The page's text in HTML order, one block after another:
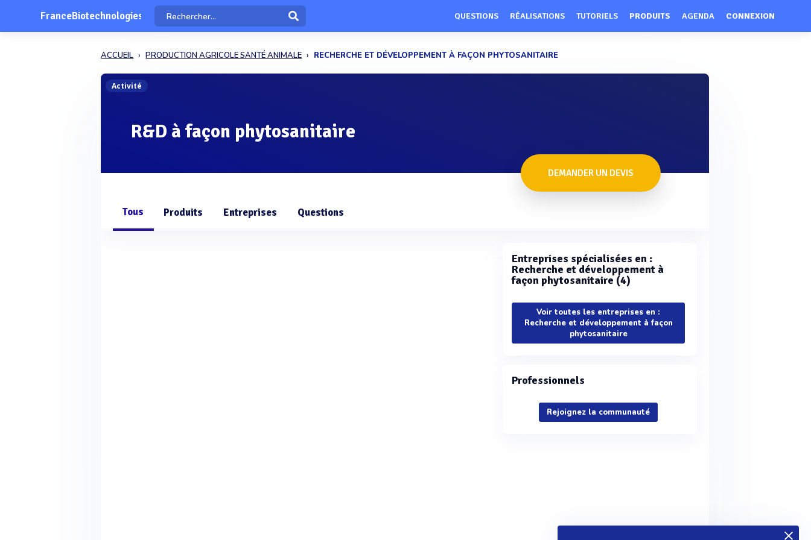
FranceBiotechnologies QUESTIONS RÉALISATIONS TUTORIELS PRODUITS AGENDA CONNEXION
ACCUEIL PRODUCTION AGRICOLE SANTÉ ANIMALE RECHERCHE ET DÉVELOPPEMENT À FAÇON PHYTOSANITAIRE
Activité
R&D à façon phytosanitaire
DEMANDER UN DEVIS
Tous Produits Entreprises Questions
Entreprises spécialisées en :
Recherche et développement à
façon phytosanitaire (4)
Voir toutes les entreprises en :
Recherche et développement à façon
phytosanitaire
Professionnels
Rejoignez la communauté